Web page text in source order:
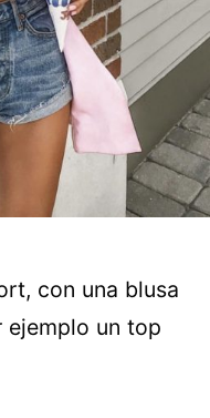
con una blusa
ejemplo un top